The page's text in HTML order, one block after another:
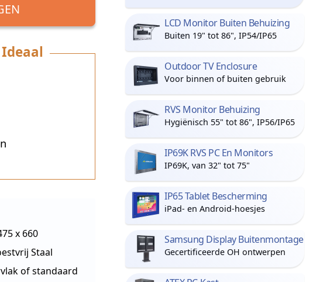
x 660
Staal
of standaard
LCD Monitor Buiten Behuizing
Buiten 19" tot 86", IP54/IP65
Outdoor TV Enclosure
Voor binnen of buiten gebruik
RVS Monitor Behuizing
Hygiënisch 55" tot 86", IP56/IP65
IP69K RVS PC En Monitors
IP69K, van 32" tot 75"
IP65 Tablet Bescherming
iPad- en Android-hoesjes
Samsung Display Buitenmontage
Gecertificeerde OH ontwerpen